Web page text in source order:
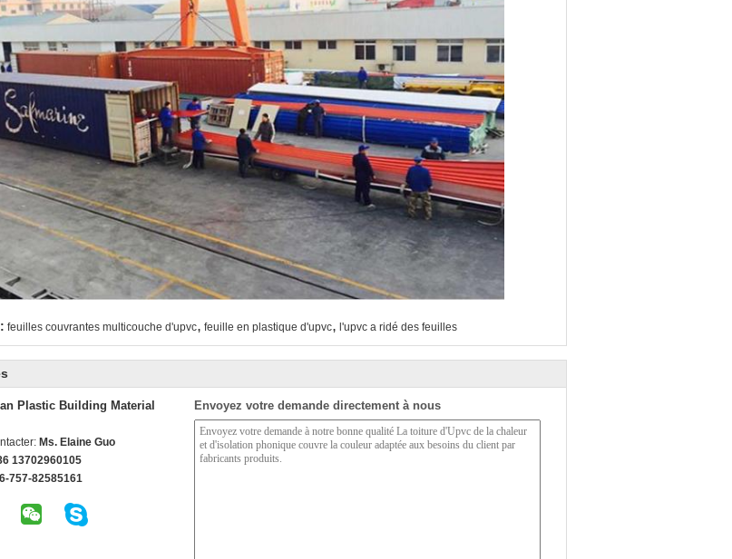
feuilles couvrantes multicouche d'upvc, feuille en plastique d'upvc, l'upvc a ridé des feuilles
Plastic Building Material
Ms. Elaine Guo
13702960105
757-82585161
Envoyez votre demande directement à nous